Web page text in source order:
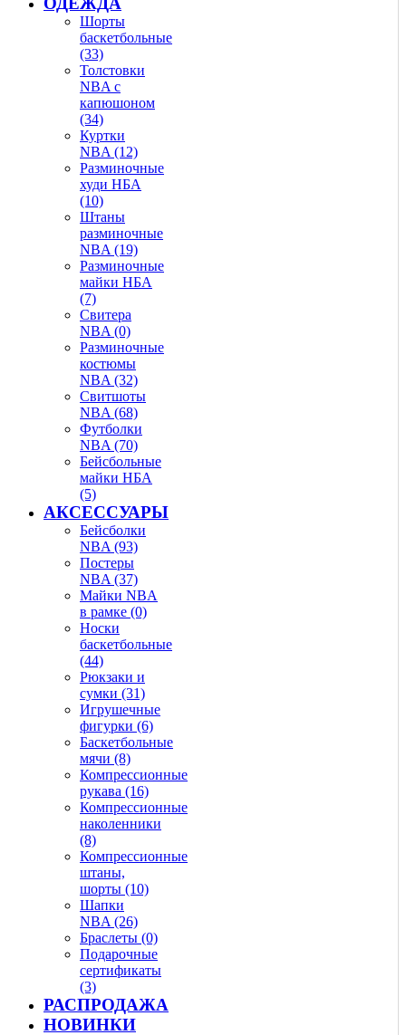
Шорты
баскетбольные
(33)
Толстовки
NBA с
капюшоном
(34)
Куртки
NBA (12)
Разминочные
худи НБА
(10)
Штаны
разминочные
NBA (19)
Разминочные
майки НБА
(7)
Свитера
NBA (0)
Разминочные
костюмы
NBA (32)
Свитшоты
NBA (68)
Футболки
NBA (70)
Бейсбольные
майки НБА
(5)
АКСЕССУАРЫ
Бейсболки
NBA (93)
Постеры
NBA (37)
Майки NBA
в рамке (0)
Носки
баскетбольные
(44)
Рюкзаки и
сумки (31)
Игрушечные
фигурки (6)
Баскетбольные
мячи (8)
Компрессионные
рукава (16)
Компрессионные
наколенники
(8)
Компрессионные
штаны,
шорты (10)
Шапки
NBA (26)
Браслеты (0)
Подарочные
сертификаты
(3)
РАСПРОДАЖА
НОВИНКИ